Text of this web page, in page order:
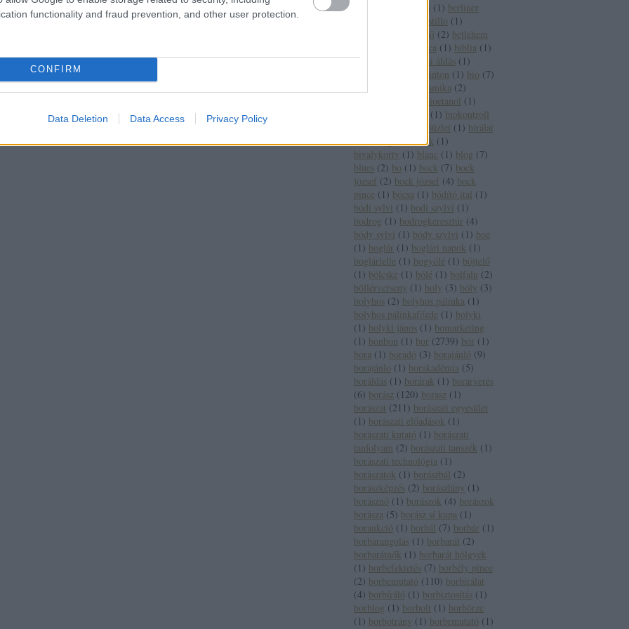
functionality and fraud prevention, and other user protection.
CONFIRM
Data Deletion Data Access Privacy Policy
berlin ( 1 ) berliner
bestillo ( 1 )
betétdíj (2) betlehem
bianca ( 1 ) biblia ( 1 )
bíboros
bíborosi áldás ( 1 )
bill clinton ( 1 ) bio (7)
biodinamika (2)
bioetanol ( 1 )
( 1 ) biokontroll
bióüzlet ( 1 ) bírálat
(1) bírság (2) birtok ( 1 )
bivalykorty ( 1 ) blanc ( 1 ) blog (7)
blues (2) bo ( 1 ) bock (7) bock
jozsef (2) bock józsef (4) bock
pince ( 1 ) bócsa ( 1 ) bódító ital ( 1 )
bódi sylvi ( 1 ) bodi szylvi ( 1 )
bodrog ( 1 ) bodrogkeresztúr (4)
bódy sylvi ( 1 ) bódy szylvi ( 1 ) boe
( 1 ) boglár ( 1 ) boglári napok ( 1 )
boglárlelle ( 1 ) bogyólé ( 1 ) böjtelő
( 1 ) bölcske ( 1 ) bólé ( 1 ) bolfalu (2)
böllérverseny ( 1 ) boly (3) bóly (3)
bolyhos (2) bolyhos pálinka ( 1 )
bolyhos pálinkafőzde ( 1 ) bolyki
( 1 ) bolyki jános ( 1 ) bomarketing
( 1 ) bonbon ( 1 ) bor (2739) bór ( 1 )
bora ( 1 ) boradó (3) borajánló (9)
borajánlo ( 1 ) borakadémia (5)
boráldás ( 1 ) borárak ( 1 ) borárverés
(6) borász ( 120) borasz ( 1 )
borászat (211 ) borászati egyesület
( 1 ) borászati előadások ( 1 )
borászati kutató ( 1 ) borászati
tanfolyam (2) borászati tanszék ( 1 )
borászati technológia ( 1 )
borászatok ( 1 ) borászbál (2)
borászképzés (2) borászlány ( 1 )
borásznő ( 1 ) borászok (4) borászok
borásza (5) borász sí kupa ( 1 )
boraukció ( 1 ) borbál (7) borbár ( 1 )
borbarangolás ( 1 ) borbarát (2)
borbarátnők ( 1 ) borbarát hölgyek
( 1 ) borbefektetés (7) borbély pince
(2) borbemutató ( 110) borbírálat
(4) borbíráló ( 1 ) borbiztosítás ( 1 )
borblog ( 1 ) borbolt ( 1 ) borbörze
( 1 ) borbotrány ( 1 ) borbrmutató ( 1 )